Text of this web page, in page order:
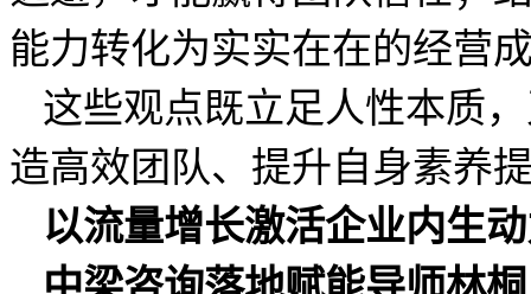
能力转化为实实在在的经营
这些观点既立足人性本质
造高效团队、提升自身素养
以流量增长激活企业内生